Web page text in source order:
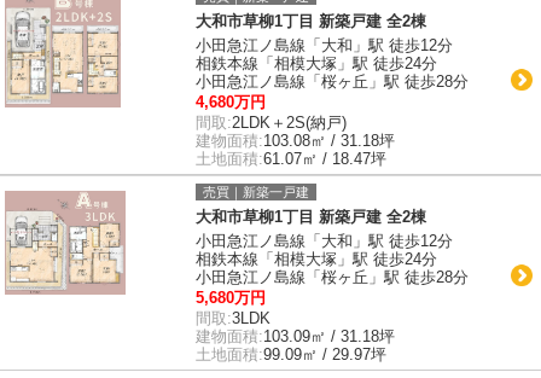
大和市草柳1丁目 新築戸建 全2棟
小田急江ノ島線「大和」駅 徒歩12分
相鉄本線「相模大塚」駅 徒歩24分
小田急江ノ島線「桜ヶ丘」駅 徒歩28分
4,680万円
間取:2LDK＋2S(納戸)
建物面積:103.08㎡ / 31.18坪
土地面積:61.07㎡ / 18.47坪
売買｜新築一戸建
大和市草柳1丁目 新築戸建 全2棟
小田急江ノ島線「大和」駅 徒歩12分
相鉄本線「相模大塚」駅 徒歩24分
小田急江ノ島線「桜ヶ丘」駅 徒歩28分
5,680万円
間取:3LDK
建物面積:103.09㎡ / 31.18坪
土地面積:99.09㎡ / 29.97坪